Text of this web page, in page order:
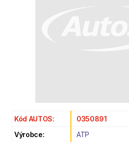
Kód AUTOS:
0350891
Výrobce:
ATP